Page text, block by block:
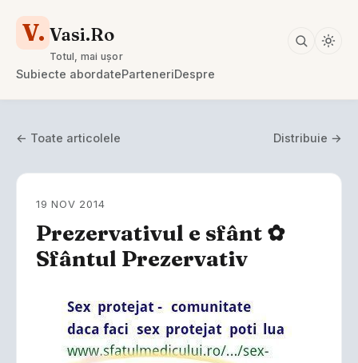
V. Vasi.Ro
Totul, mai ușor
Subiecte abordateParteneriDespre
← Toate articolele Distribuie →
19 NOV 2014
Prezervativul e sfânt ✿
Sfântul Prezervativ